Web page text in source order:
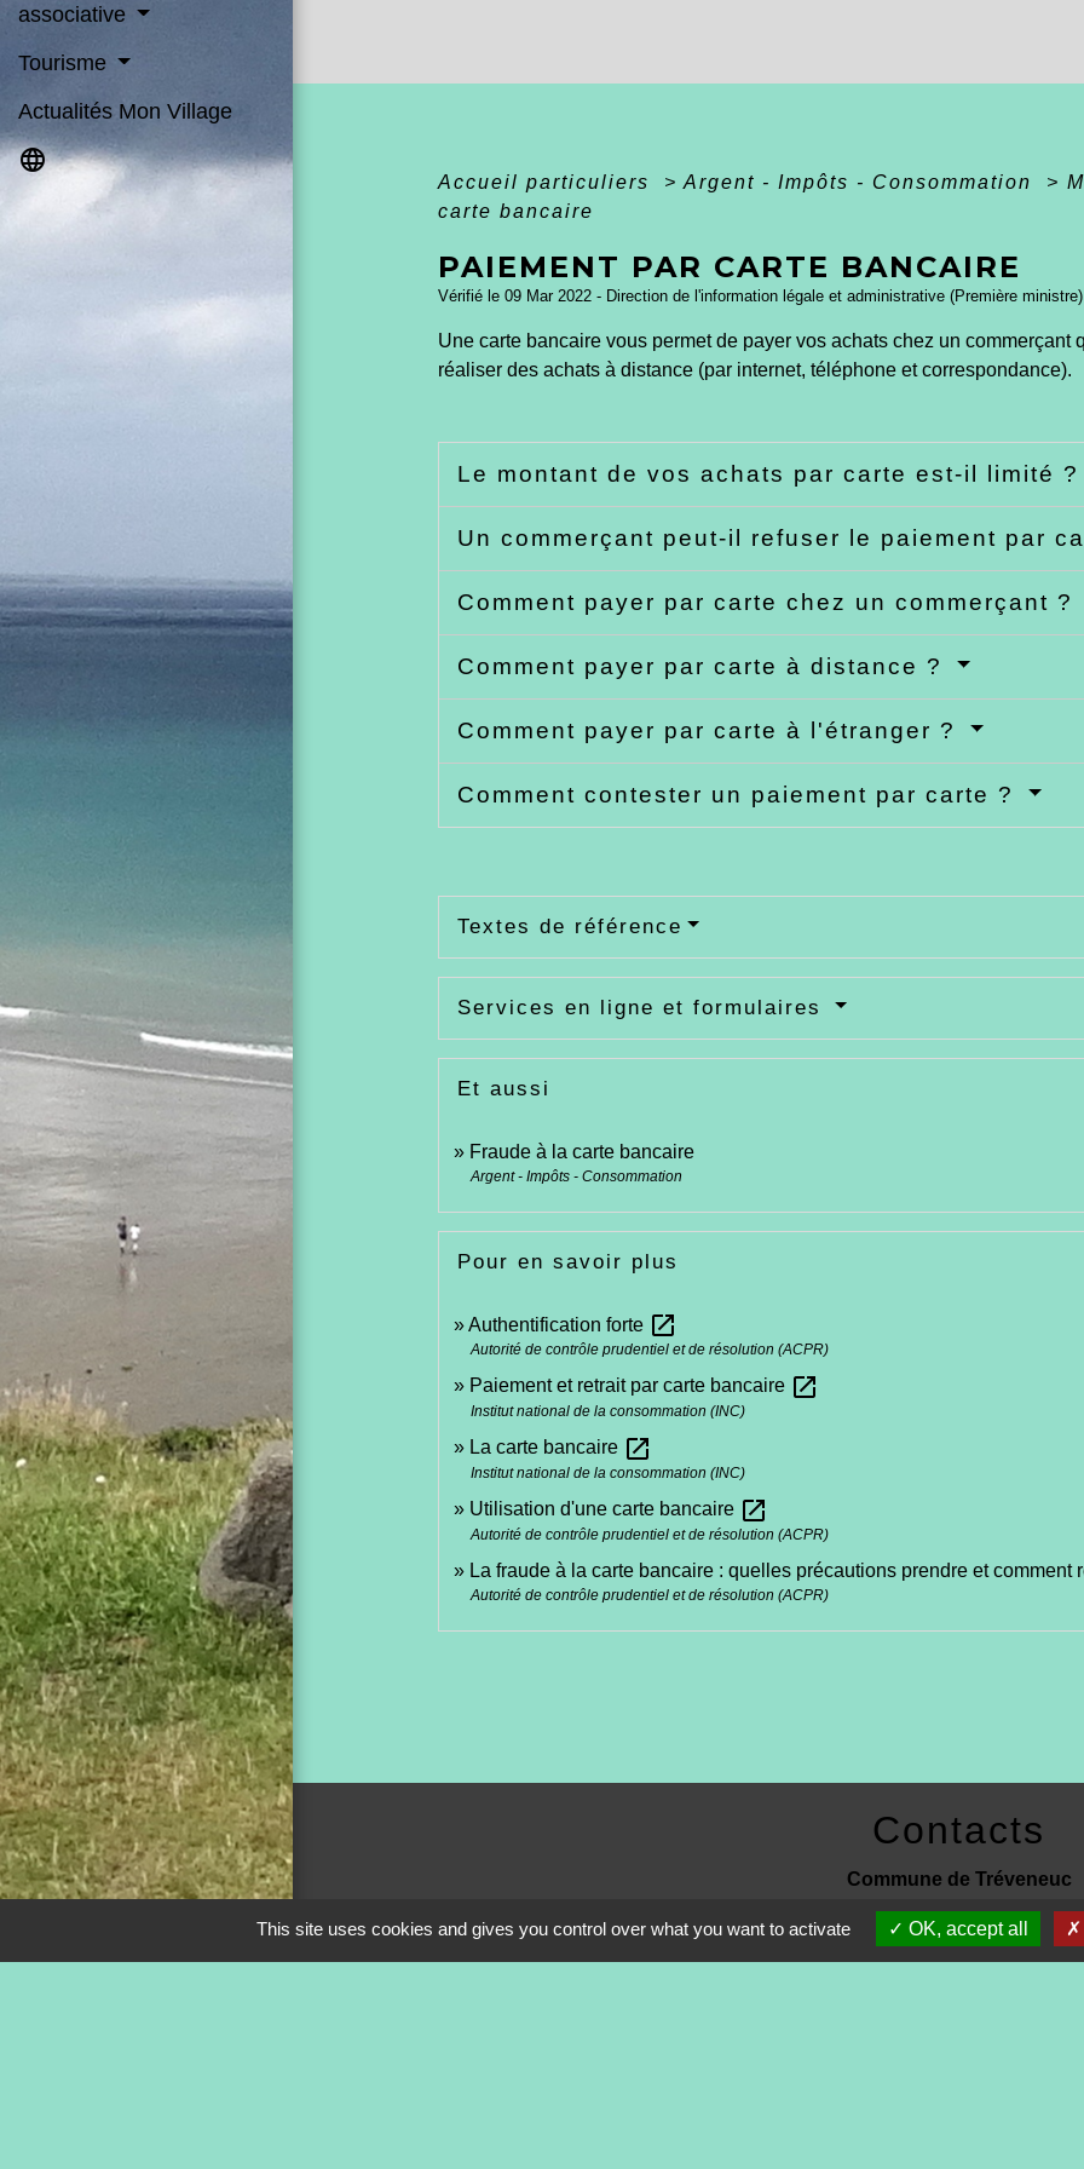
associative
Tourisme
Actualités Mon Village
language
Accueil particuliers > Argent - Impôts - Consommation >
carte bancaire
PAIEMENT PAR CARTE BANCAIRE
Vérifié le 09 Mar 2022 - Direction de l'information légale et administrative (Première ministre)
Une carte bancaire vous permet de payer vos achats chez un
réaliser des achats à distance (par internet, téléphone et correspondance).
Le montant de vos achats par carte est-il limité ?
Un commerçant peut-il refuser le paiement par
Comment payer par carte chez un commerçant ?
Comment payer par carte à distance ?
Comment payer par carte à l'étranger ?
Comment contester un paiement par carte ?
Textes de référence
Services en ligne et formulaires
Et aussi
Fraude à la carte bancaire
Argent - Impôts - Consommation
Pour en savoir plus
Authentification forte open_in_new
Autorité de contrôle prudentiel et de résolution (ACPR)
Paiement et retrait par carte bancaire open_in_new
Institut national de la consommation (INC)
La carte bancaire open_in_new
Institut national de la consommation (INC)
Utilisation d'une carte bancaire open_in_new
Autorité de contrôle prudentiel et de résolution (ACPR)
La fraude à la carte bancaire : quelles précautions prendre et comment
Autorité de contrôle prudentiel et de résolution (ACPR)
Contacts
Commune de Tréveneuc
2 place du Bourg
22410 Tréveneuc - FRANCE
+33 2 96 70 84 84
This site uses cookies and gives you control over what you want to activate OK, accept all